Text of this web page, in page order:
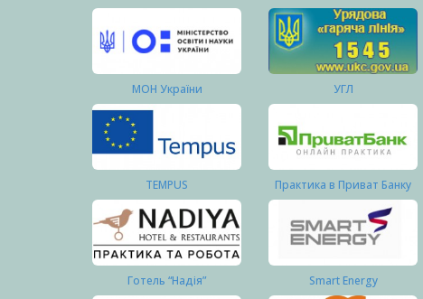
МОН України УГЛ
TEMPUS Практика в Приват Банку
Готель “Надія” Smart Energy